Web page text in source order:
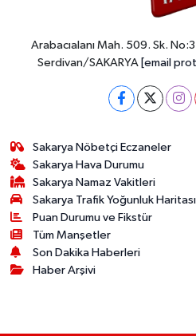
Arabacıalanı Mah. 509. Sk.
Serdivan/SAKARYA [email
Sakarya Nöbetçi Eczaneler
Sakarya Hava Durumu
Sakarya Namaz Vakitleri
Sakarya Trafik Yoğunluk Haritası
Puan Durumu ve Fikstür
Tüm Manşetler
Son Dakika Haberleri
Haber Arşivi